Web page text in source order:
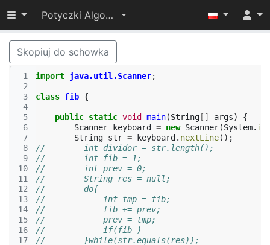
Przełącz widoczność menu
Potyczki Algorytmiczne 2015
Skopiuj do schowka
1
2
3
4
5
6
7
8
9
10
11
12
13
14
15
16
17
import java.util.Scanner;
class fib {
public static void main(String [] args)
{
Scanner
keyboard = new Scanner(System. in
String str = keyboard . nextLine();
//        int dividor = str.length();
//        int fib = 1;
//        int prev = 0;
//        String res = null;
//        do{
//            int tmp = fib;
//            fib += prev;
//            prev = tmp;
//            if(fib )
//        }while(str.equals(res));